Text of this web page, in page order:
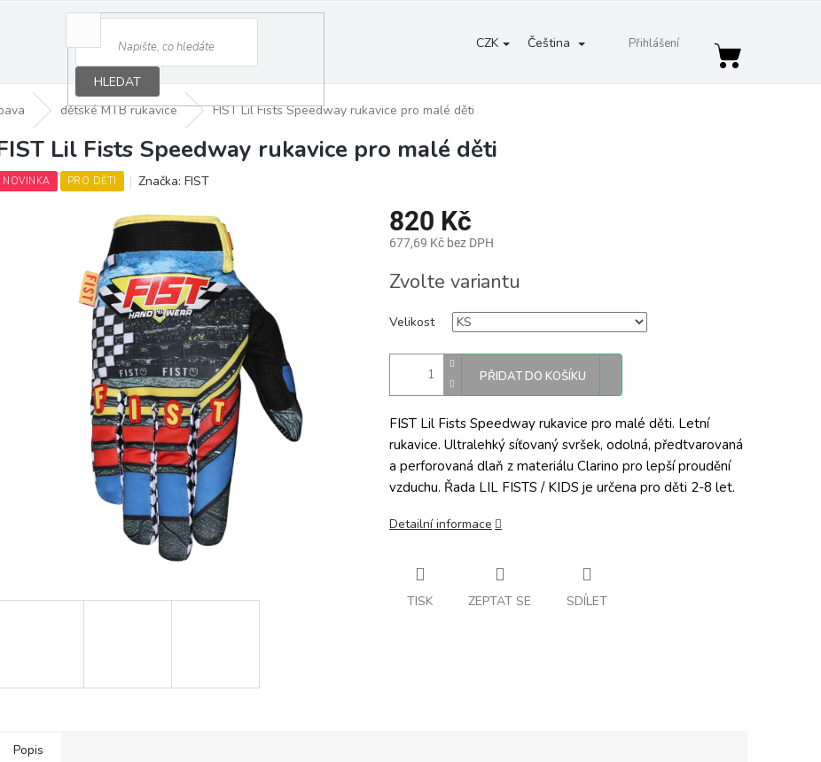
CZK Čeština Přihlášení
HLEDAT
Nákupní
dětské MTB rukavice FIST Lil Fists Speedway rukavice pro malé děti
Lil Fists Speedway rukavice pro malé děti
NOVINKA PRO DĚTI Značka:FIST
820 Kč
677,69 Kč bez DPH
cena:
Zvolte variantu
Velikost
PŘIDAT DO KOŠÍKU
FIST Lil Fists Speedway rukavice pro malé děti. Letní
rukavice. Ultralehký síťovaný svršek, odolná, předtvarovaná
a perforovaná dlaň z materiálu Clarino pro lepší proudění
vzduchu. Řada LIL FISTS / KIDS je určena pro děti 2-8 let.
Detailní informace
TISK ZEPTAT SE SDÍLET
Popis